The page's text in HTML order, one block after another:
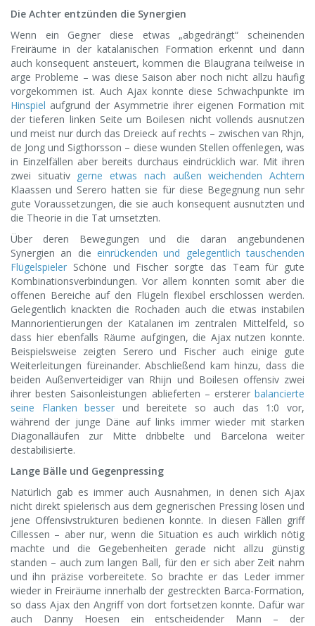
Die Achter entzünden die Synergien
Wenn ein Gegner diese etwas „abgedrängt“ scheinenden
Freiräume in der katalanischen Formation erkennt und dann
auch konsequent ansteuert, kommen die Blaugrana teilweise in
arge Probleme – was diese Saison aber noch nicht allzu häufig
vorgekommen ist. Auch Ajax konnte diese Schwachpunkte im
Hinspiel aufgrund der Asymmetrie ihrer eigenen Formation mit
der tieferen linken Seite um Boilesen nicht vollends ausnutzen
und meist nur durch das Dreieck auf rechts – zwischen van Rhjn,
de Jong und Sigthorsson – diese wunden Stellen offenlegen, was
in Einzelfällen aber bereits durchaus eindrücklich war. Mit ihren
zwei situativ gerne etwas nach außen weichenden Achtern
Klaassen und Serero hatten sie für diese Begegnung nun sehr
gute Voraussetzungen, die sie auch konsequent ausnutzten und
die Theorie in die Tat umsetzten.
Über deren Bewegungen und die daran angebundenen
Synergien an die einrückenden und gelegentlich tauschenden
Flügelspieler Schöne und Fischer sorgte das Team für gute
Kombinationsverbindungen. Vor allem konnten somit aber die
offenen Bereiche auf den Flügeln flexibel erschlossen werden.
Gelegentlich knackten die Rochaden auch die etwas instabilen
Mannorientierungen der Katalanen im zentralen Mittelfeld, so
dass hier ebenfalls Räume aufgingen, die Ajax nutzen konnte.
Beispielsweise zeigten Serero und Fischer auch einige gute
Weiterleitungen füreinander. Abschließend kam hinzu, dass die
beiden Außenverteidiger van Rhijn und Boilesen offensiv zwei
ihrer besten Saisonleistungen ablieferten – ersterer balancierte
seine Flanken besser und bereitete so auch das 1:0 vor,
während der junge Däne auf links immer wieder mit starken
Diagonalläufen zur Mitte dribbelte und Barcelona weiter
destabilisierte.
Lange Bälle und Gegenpressing
Natürlich gab es immer auch Ausnahmen, in denen sich Ajax
nicht direkt spielerisch aus dem gegnerischen Pressing lösen und
jene Offensivstrukturen bedienen konnte. In diesen Fällen griff
Cillessen – aber nur, wenn die Situation es auch wirklich nötig
machte und die Gegebenheiten gerade nicht allzu günstig
standen – auch zum langen Ball, für den er sich aber Zeit nahm
und ihn präzise vorbereitete. So brachte er das Leder immer
wieder in Freiräume innerhalb der gestreckten Barca-Formation,
so dass Ajax den Angriff von dort fortsetzen konnte. Dafür war
auch Danny Hoesen ein entscheidender Mann – der